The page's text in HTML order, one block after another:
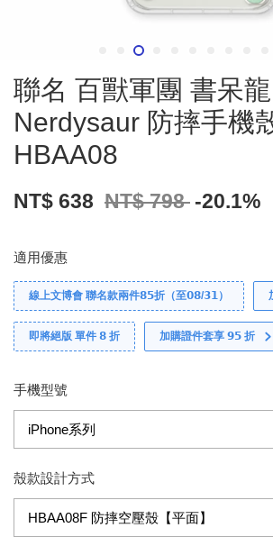
聯名 百獸軍團 書呆龍
Nerdysaur 防摔手機
HBAA08
NT$ 638 NT$ 798 -20.1%
適用優惠
線上文博會 聯名款兩件𝟴𝟱折（至𝟬𝟴/𝟯𝟭）
即將絕版 單件 𝟴 折 加購證件套享 𝟵𝟱 折
手機型號
殼款設計方式